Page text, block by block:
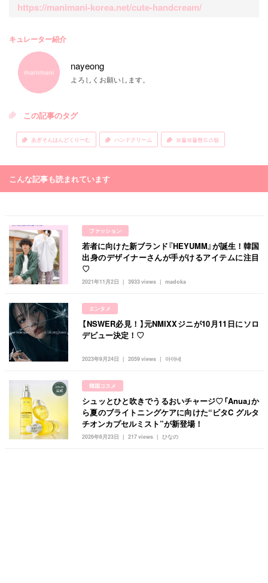
https://manimani-korea.net/cute-handcream/
キュレーター紹介
nayeong
よろしくお願いします。
この記事のタグ
あぎそんはんどくりーむ ハンドクリーム 보들보들핸드스림
こんな記事も読まれています
ファッション
2021年11月2日 madoka
3933 views
若者に向けた新ブランド『HEYUMM』が誕生！韓国
出身のデザイナーさんが手がけるアイテムに注目
♡
エンタメ
2023年9月24日 아야네
2059 views
【NSWER必見！】元NMIXXジニが10月11日にソロ
デビュー決定！♡
韓国コスメ
2026年6月23日 ひなの
217 views
シュッとひと吹きでうるおいチャージ♡「Anua」か
ら夏のブライトニングケアに向けた“ビタC グルタ
チオンカプセルミスト”が新登場！